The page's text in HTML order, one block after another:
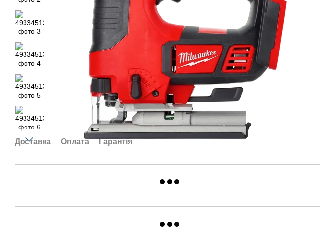
Доставка Оплата Гарантія